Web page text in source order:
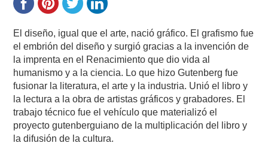
El diseño, igual que el arte, nació gráfico. El grafismo fue
el embrión del diseño y surgió gracias a la invención de
la imprenta en el Renacimiento que dio vida al
humanismo y a la ciencia. Lo que hizo Gutenberg fue
fusionar la literatura, el arte y la industria. Unió el libro y
la lectura a la obra de artistas gráficos y grabadores. El
trabajo técnico fue el vehículo que materializó el
proyecto gutenberguiano de la multiplicación del libro y
la difusión de la cultura.